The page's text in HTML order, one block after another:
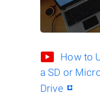
How to
a SD or
Drive